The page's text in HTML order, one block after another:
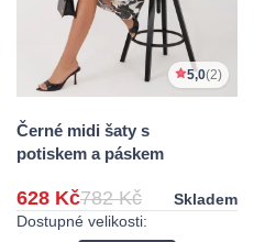
5,0(2)
Černé midi šaty s
potiskem a páskem
628 Kč782 Kč
Skladem
Dostupné velikosti: